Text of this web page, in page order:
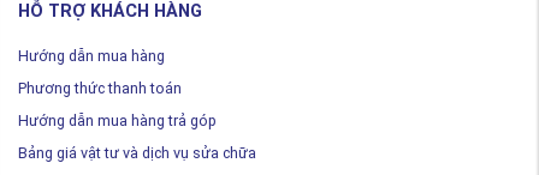
HỖ TRỢ KHÁCH HÀNG
Hướng dẫn mua hàng
Phương thức thanh toán
Hướng dẫn mua hàng trả góp
Bảng giá vật tư và dịch vụ sửa chữa